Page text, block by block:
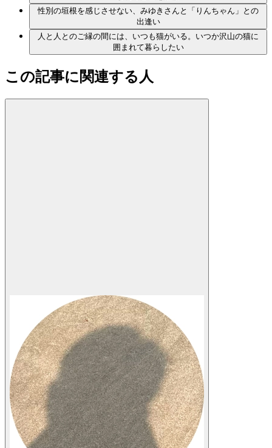
性別の垣根を感じさせない、みゆきさんと「りんちゃん」との
出逢い
人と人とのご縁の間には、いつも猫がいる。いつか沢山の猫に
囲まれて暮らしたい
この記事に関連する人